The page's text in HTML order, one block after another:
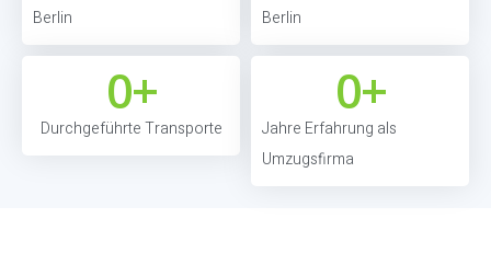
Berlin
Berlin
Durchgeführte Transporte
0+
Jahre Erfahrung als
Umzugsfirma
0+